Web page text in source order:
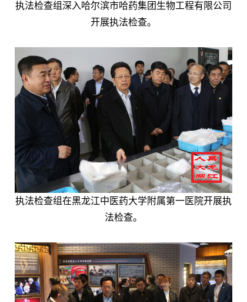
执法检查组深入哈尔滨市哈药集团生物工程有限公司
开展执法检查。
执法检查组在黑龙江中医药大学附属第一医院开展执
法检查。